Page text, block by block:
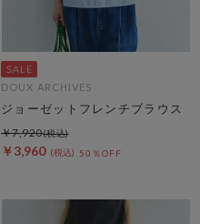
DOUX ARCHIVES
ジョーゼットフレンチブラウス
￥3,960 50％OFF
￥7,920